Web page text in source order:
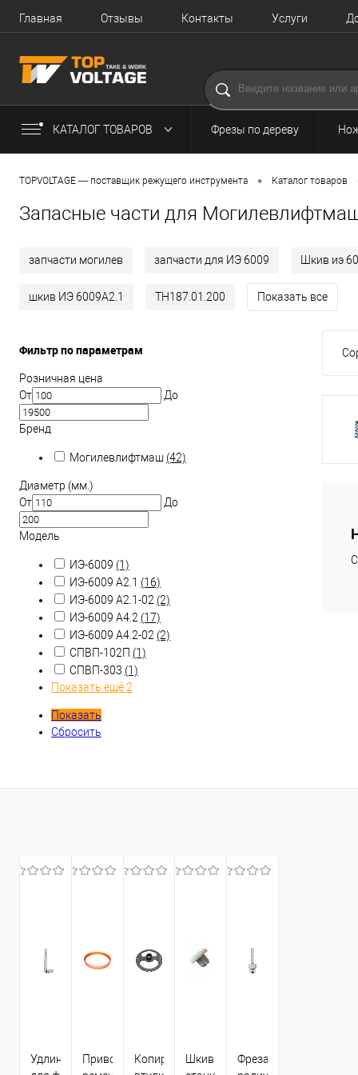
Главная Отзывы Контакты Услуги
КАТАЛОГ ТОВАРОВ Фрезы по дереву
TOPVOLTAGE — поставщик режущего инструмента • Каталог товаров
Запасные части для
запчасти могилев запчасти для ИЭ 6009 Шкив иэ
шкив ИЭ 6009А2.1 ТН187.01.200 Показать все
Фильтр по параметрам
Розничная цена
От
До
Бренд
Могилевлифтмаш (42)
Диаметр (мм.)
От
До
Модель
ИЭ-6009 (1)
ИЭ-6009 А2.1 (16)
ИЭ-6009 А2.1-02 (2)
ИЭ-6009 А4.2 (17)
ИЭ-6009 А4.2-02 (2)
СПВП-102П (1)
СПВП-303 (1)
Показать ещё 2
Показать
Сбросить
УдлинительПриводнойКопировальная
Шкив для
Фреза